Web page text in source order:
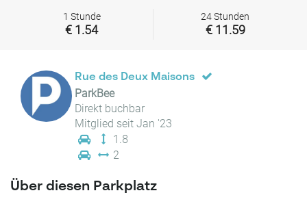
1 Stunde
€ 1.54
24 Stunden
€ 11.59
Rue des Deux Maisons
ParkBee
Direkt buchbar
Mitglied seit Jan '23
1.8
2
Über diesen Parkplatz